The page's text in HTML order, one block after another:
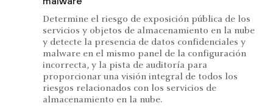
Determine el riesgo de exposición pública de los
servicios y objetos de almacenamiento en la nube
y detecte la presencia de datos confidenciales y
malware en el mismo panel de la configuración
incorrecta, y la pista de auditoría para
proporcionar una visión integral de todos los
riesgos relacionados con los servicios de
almacenamiento en la nube.